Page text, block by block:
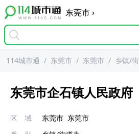
东莞市›
114城市通 / 东莞市 / 东莞市 / 乡镇/
东莞市企石镇人民政府
区 域 东莞市 东莞市